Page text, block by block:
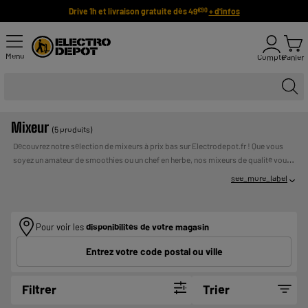
Drive 1h et livraison gratuite dès 49€90 + d'infos
Menu ComptePanier
Mixeur (5 produits)
Découvrez notre sélection de mixeurs à prix bas sur Electrodepot.fr ! Que vous
soyez un amateur de smoothies ou un chef en herbe, nos mixeurs de qualité vous
permettront de réaliser des préparations parfaitement homogènes. Ne sacrifiez
VOUS ENGAGE ET DOIT ETRE REMBOURSE. VERIFIEZ VOS
CAPACITES DE REMBOURSEMENT AVANT DE VOUS
see_more_label
Pour voir lesdisponibilités de votre magasin
Entrez votre code postal ou ville
Filtrer Trier